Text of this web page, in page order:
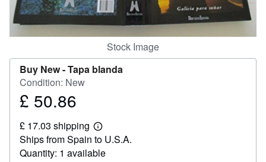
Stock Image
Buy New -Tapa blanda
Condition: New
Price
50.86
£ 50.86
£ 17.03 shipping
Learn
more
about
shipping
Ships from Spain to U.S.A.
Quantity: 1 available